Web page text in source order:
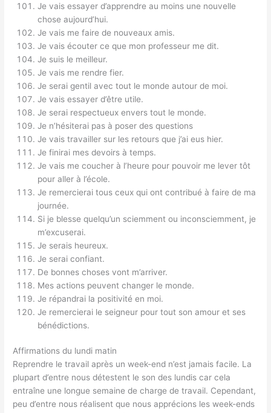
Je vais essayer d’apprendre au moins une nouvelle
chose aujourd’hui.
Je vais me faire de nouveaux amis.
Je vais écouter ce que mon professeur me dit.
Je suis le meilleur.
Je vais me rendre fier.
Je serai gentil avec tout le monde autour de moi.
Je vais essayer d’être utile.
Je serai respectueux envers tout le monde.
Je n’hésiterai pas à poser des questions
Je vais travailler sur les retours que j’ai eus hier.
Je finirai mes devoirs à temps.
Je vais me coucher à l’heure pour pouvoir me lever tôt
pour aller à l’école.
Je remercierai tous ceux qui ont contribué à faire de ma
journée.
Si je blesse quelqu’un sciemment ou inconsciemment, je
m’excuserai.
Je serais heureux.
Je serai confiant.
De bonnes choses vont m’arriver.
Mes actions peuvent changer le monde.
Je répandrai la positivité en moi.
Je remercierai le seigneur pour tout son amour et ses
bénédictions.
Affirmations du lundi matin
Reprendre le travail après un week-end n’est jamais facile. La
plupart d’entre nous détestent le son des lundis car cela
entraîne une longue semaine de charge de travail. Cependant,
peu d’entre nous réalisent que nous apprécions les week-ends